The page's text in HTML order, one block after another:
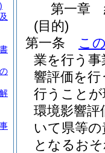
第一章
(目的)
第一条
こ
業を行う
響評価を
行うこと
環境影響
いて県等
となるお